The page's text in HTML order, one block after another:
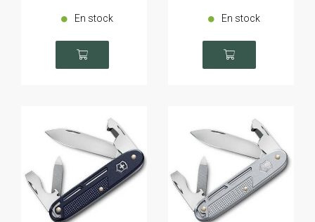
En stock En stock